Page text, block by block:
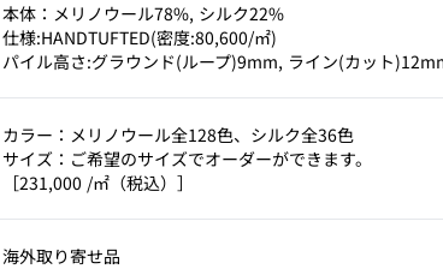
本体：メリノウール78%, シルク22%
仕様:HANDTUFTED(密度:80,600/㎡)
パイル高さ:グラウンド(ループ)9mm, ライン(カット
カラー：メリノウール全128色、シルク全36色
サイズ：ご希望のサイズでオーダーができます。
［231,000 /㎡（税込）］
海外取り寄せ品